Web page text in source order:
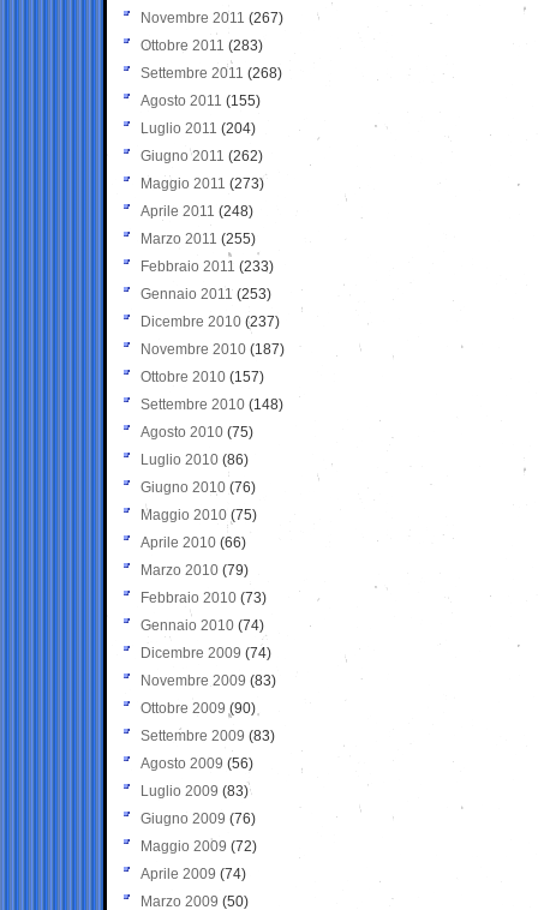
Novembre 2011 (267)
Ottobre 2011 (283)
Settembre 2011 (268)
Agosto 2011 (155)
Luglio 2011 (204)
Giugno 2011 (262)
Maggio 2011 (273)
Aprile 2011 (248)
Marzo 2011 (255)
Febbraio 2011 (233)
Gennaio 2011 (253)
Dicembre 2010 (237)
Novembre 2010 (187)
Ottobre 2010 (157)
Settembre 2010 (148)
Agosto 2010 (75)
Luglio 2010 (86)
Giugno 2010 (76)
Maggio 2010 (75)
Aprile 2010 (66)
Marzo 2010 (79)
Febbraio 2010 (73)
Gennaio 2010 (74)
Dicembre 2009 (74)
Novembre 2009 (83)
Ottobre 2009 (90)
Settembre 2009 (83)
Agosto 2009 (56)
Luglio 2009 (83)
Giugno 2009 (76)
Maggio 2009 (72)
Aprile 2009 (74)
Marzo 2009 (50)